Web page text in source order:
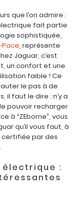
que l’on admire :
fait partie
sophistiquée,
Pace, représente
Jaguar, c’est
un confort et une
faible ! Ce
le pas à de
il faut le dire : n’y a
pouvoir recharger
à “ZEborne”, vous
qu’il vous faut, à
par des
électrique :